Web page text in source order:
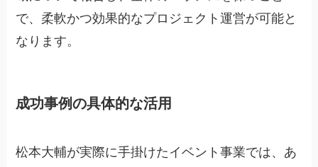
で、柔軟かつ効果的なプロジェクト運営が可能と
なります。
成功事例の具体的な活用
松本大輔が実際に手掛けたイベント事業では、あ